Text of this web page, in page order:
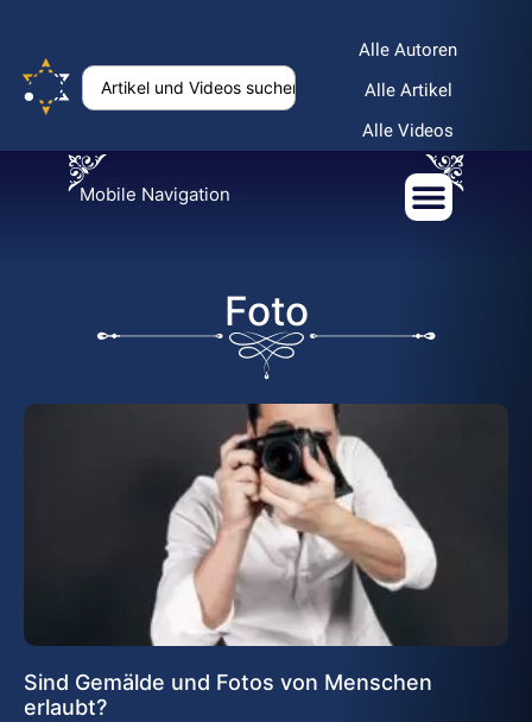
Alle Autoren
Alle Artikel
Alle Videos
Mobile Navigation
Foto
Sind Gemälde und Fotos von Menschen
erlaubt?